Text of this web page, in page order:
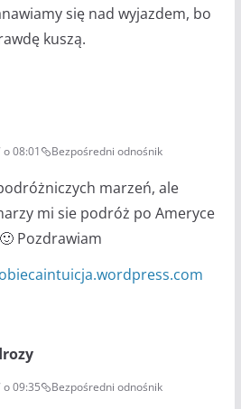
się nad wyjazdem, bo
kuszą.
08:01 Bezpośredni odnośnik
marzeń, ale
mi sie podróż po Ameryce
Pozdrawiam
09:35 Bezpośredni odnośnik